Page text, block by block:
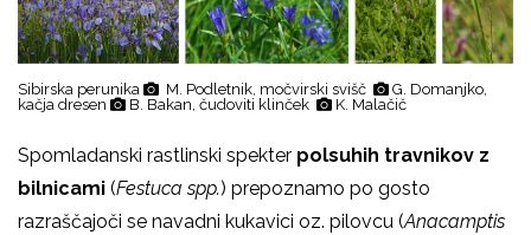
Sibirska perunika M. Podletnik, močvirski svišč
G. Domanjko,
kačja dresen
B. Bakan, čudoviti klinček K. Malačič
Spomladanski rastlinski spekter polsuhih travnikov z
bilnicami (Festuca spp.) prepoznamo po gosto
razraščajoči se navadni kukavici oz. pilovcu (Anacamptis